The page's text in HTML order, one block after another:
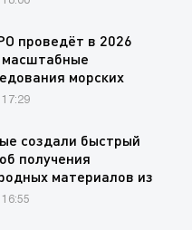
проведёт в 2026
масштабные
морских
в
17:29
создали быстрый
получения
материалов из
16:55